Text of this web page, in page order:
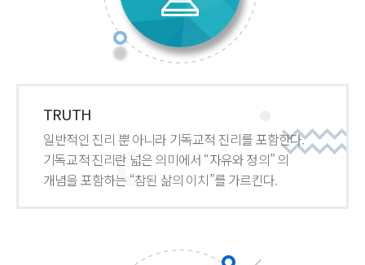
TRUTH
일반적인 진리 뿐 아니라 기독교적 진리를 포함한다.
기독교적 진리란 넓은 의미에서 “자유와 정의” 의
개념을 포함하는 “참된 삶의 이치”를 가르킨다.